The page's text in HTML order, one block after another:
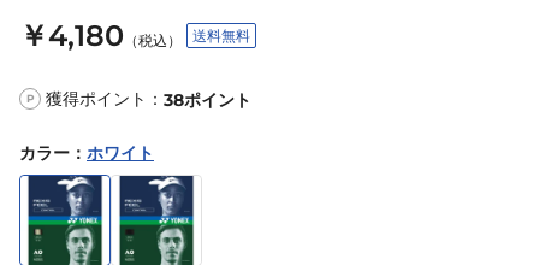
￥4,180 （税込） 送料無料
P 獲得ポイント： 38ポイント
カラー ： ホワイト